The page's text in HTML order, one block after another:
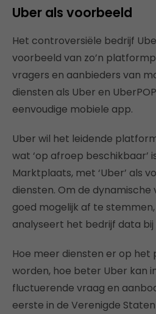
Uber als voorbeeld
Het controversiële bedrijf
voorbeeld van zo’n
vragers en aanbieders van
diensten als Uber en
eenvoudige mobiele app.
Uber wil het leidende
wat ‘op afroep beschikbaar’
Marktplaats, met ‘Uber’ als
diensten. Om de dynamische
goed mogelijk af te
analyseert het bedrijf data bij
Hoe meer diensten er op
worden, hoe beter Uber kan
fluctuerende vraag en
eerste in de Verenigde